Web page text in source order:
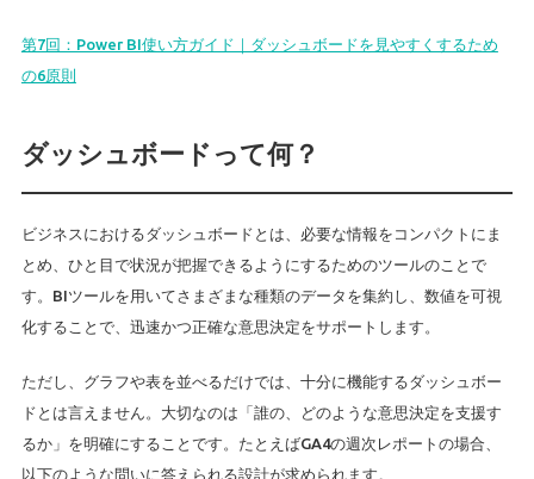
第7回：Power BI使い方ガイド｜ダッシュボードを見やすくするため
の6原則
ダッシュボードって何？
ビジネスにおけるダッシュボードとは、必要な情報をコンパクトにま
とめ、ひと目で状況が把握できるようにするためのツールのことで
す。BIツールを用いてさまざまな種類のデータを集約し、数値を可視
化することで、迅速かつ正確な意思決定をサポートします。
ただし、グラフや表を並べるだけでは、十分に機能するダッシュボー
ドとは言えません。大切なのは「誰の、どのような意思決定を支援す
るか」を明確にすることです。たとえばGA4の週次レポートの場合、
以下のような問いに答えられる設計が求められます。